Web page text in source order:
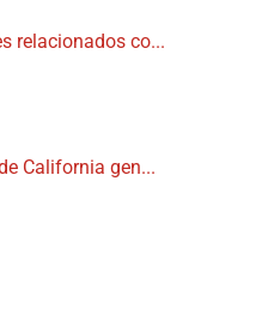
relacionados co...
California gen...